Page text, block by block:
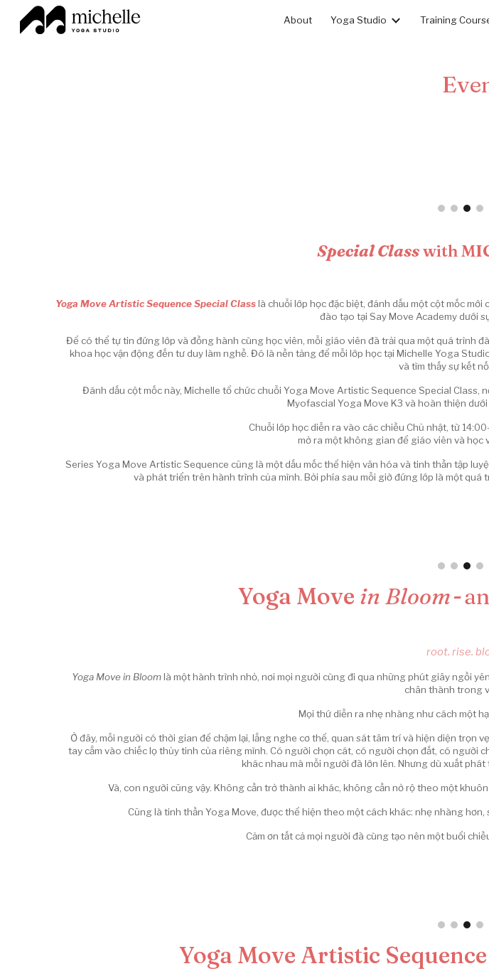
Skip to main content
About Yoga Studio Training
Special Classwith
Yoga Move Artistic Sequence Special Classlà chuỗi lớp học đặc biệt, đánh dấu một cột mốc
đào tạo tại Say Move Academy dưới
Để có thể tự tin đứng lớp và đồng hành cùng học viên, mỗi giáo viên đã trải qua một quá trình
khoa học vận động đến tư duy làm nghề. Đó là nền tảng để mỗi lớp học tại Michelle Yoga
và tìm thấy sự kết
Đánh dấu cột mốc này, Michelle tổ chức chuỗi Yoga Move Artistic Sequence Special
Myofascial Yoga Move K3 và hoàn thiện
Chuỗi lớp học diễn ra vào các chiều Chủ nhật, từ
mở ra một không gian để giáo viên và học
Series Yoga Move Artistic Sequence cũng là một dấu mốc thể hiện văn hóa và tinh thần tập
và phát triển trên hành trình của mình. Bởi phía sau mỗi giờ đứng lớp là một
Yoga Move in Bloom-an
root. rise.
Yoga Move in Bloomlà một hành trình nhỏ, nơi mọi người cùng đi qua những phút giây ngồi
chân thành trong
Mọi thứ diễn ra nhẹ nhàng như cách một
Ở đây, mỗi người có thời gian để chậm lại, lắng nghe cơ thể, quan sát tâm trí và hiện diện
tay cắm vào chiếc lọ thủy tinh của riêng mình. Có người chọn cát, có người chọn đất, có
khác nhau mà mỗi người đã lớn lên. Nhưng dù xuất
Và, con người cũng vậy. Không cần trở thành ai khác, không cần nở rộ theo một
Cũng là tinh thần Yoga Move, được thể hiện theo một cách khác: nhẹ nhàng
Cảm ơn tất cả mọi người đã cùng tạo nên một buổi
Yoga Move Artistic Sequence